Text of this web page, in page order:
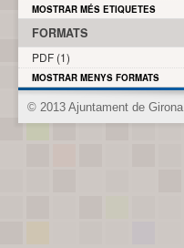
MOSTRAR MÉS ETIQUETES
FORMATS
PDF (1)
MOSTRAR MENYS FORMATS
© 2013 Ajuntament de Girona